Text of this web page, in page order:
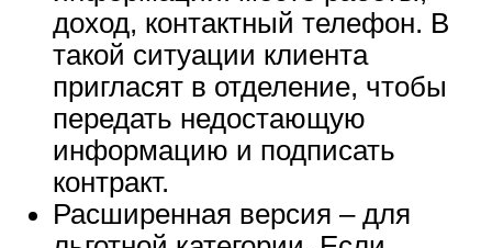
доход, контактный телефон. В
такой ситуации клиента
пригласят в отделение, чтобы
передать недостающую
информацию и подписать
контракт.
Расширенная версия – для